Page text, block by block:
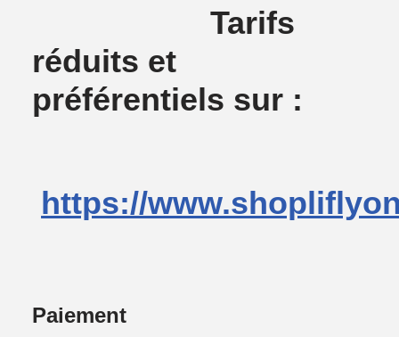
Tarifs
réduits et
préférentiels sur :
https://
Paiement